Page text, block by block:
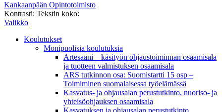
Kankaanpään Opintotoimisto
Kontrasti: Tekstin koko:
Valikko
Koulutukset
Monipuolisia koulutuksia
Artesaani – käsityön ohjaustoiminnan osaamisala
ja tuotteen valmistuksen osaamisala
ARS tutkinnon osa: Suomistartti 15 osp –
Toimiminen suomalaisessa työelämässä
Kasvatus- ja ohjausalan perustutkinto, nuoriso- ja
yhteisöohjauksen osaamisala